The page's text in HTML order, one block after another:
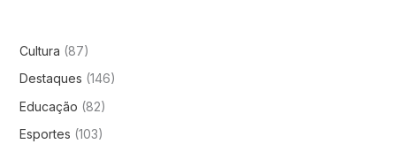
Cultura (87)
Destaques (146)
Educação (82)
Esportes (103)